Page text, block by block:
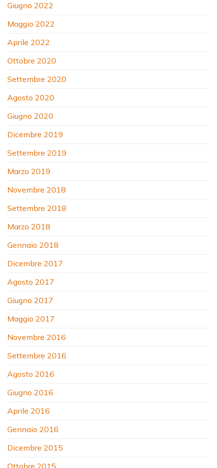
Giugno 2022
Maggio 2022
Aprile 2022
Ottobre 2020
Settembre 2020
Agosto 2020
Giugno 2020
Dicembre 2019
Settembre 2019
Marzo 2019
Novembre 2018
Settembre 2018
Marzo 2018
Gennaio 2018
Dicembre 2017
Agosto 2017
Giugno 2017
Maggio 2017
Novembre 2016
Settembre 2016
Agosto 2016
Giugno 2016
Aprile 2016
Gennaio 2016
Dicembre 2015
Ottobre 2015